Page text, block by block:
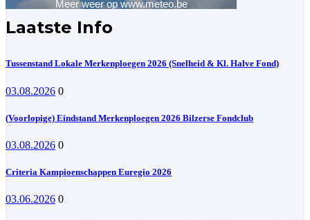
Laatste Info
Tussenstand Lokale Merkenploegen 2026 (Snelheid & Kl. Halve Fond)
03.08.2026 0
(Voorlopige) Eindstand Merkenploegen 2026 Bilzerse Fondclub
03.08.2026 0
Criteria Kampioenschappen Euregio 2026
03.06.2026 0